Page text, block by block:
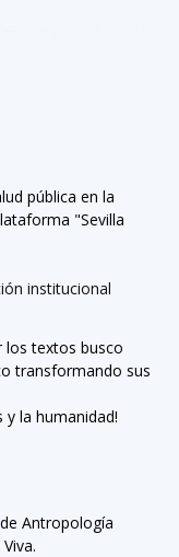
pública en la
"Sevilla
institucional
los textos busco
transformando sus
y la humanidad!
Antropología